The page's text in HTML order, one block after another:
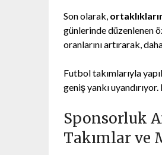
Son olarak,
günlerinde düzenlenen
oranlarını artırarak,
Futbol takımlarıyla
geniş yankı
Sponsorluk
Takımlar ve